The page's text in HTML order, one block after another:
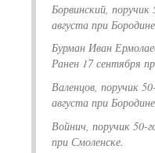
Борвинский, поручик
августа при
Бурман Иван
Ранен 17 сентября
Валенцов, поручик
августа при
Войнич, поручик 50-
при Смоленске.